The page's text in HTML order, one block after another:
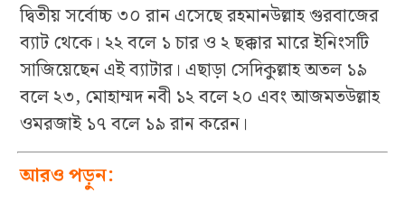
দ্বিতীয় সর্বোচ্চ ৩০ রান এসেছে রহমানউল্লাহ গুরবাজের
ব্যাট থেকে। ২২ বলে ১ চার ও ২ ছক্কার মারে ইনিংসটি
সাজিয়েছেন এই ব্যাটার। এছাড়া সেদিকুল্লাহ অতল ১৯
বলে ২৩, মোহাম্মদ নবী ১২ বলে ২০ এবং আজমতউল্লাহ
ওমরজাই ১৭ বলে ১৯ রান করেন।
আরও পড়ুন: